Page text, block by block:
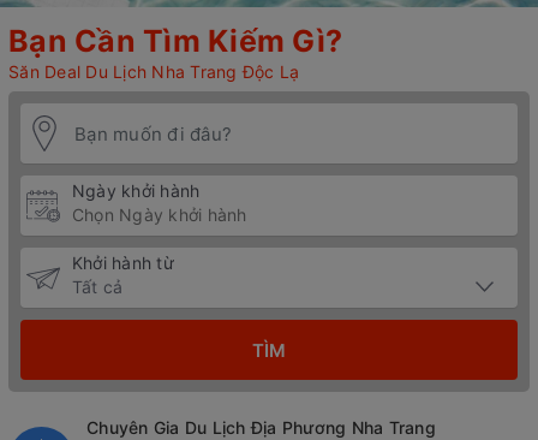
Bạn Cần Tìm Kiếm Gì?
Săn Deal Du Lịch Nha Trang Độc Lạ
Ngày khởi hành
Khởi hành từ
TÌM
Chuyên Gia Du Lịch Địa Phương Nha Trang